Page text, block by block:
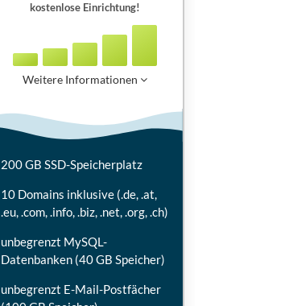
kostenlose Einrichtung!
Weitere Informationen
200 GB SSD-Speicherplatz
10 Domains inklusive (.de, .at,
.eu, .com, .info, .biz, .net, .org, .ch)
unbegrenzt MySQL-
Datenbanken (40 GB Speicher)
unbegrenzt E-Mail-Postfächer